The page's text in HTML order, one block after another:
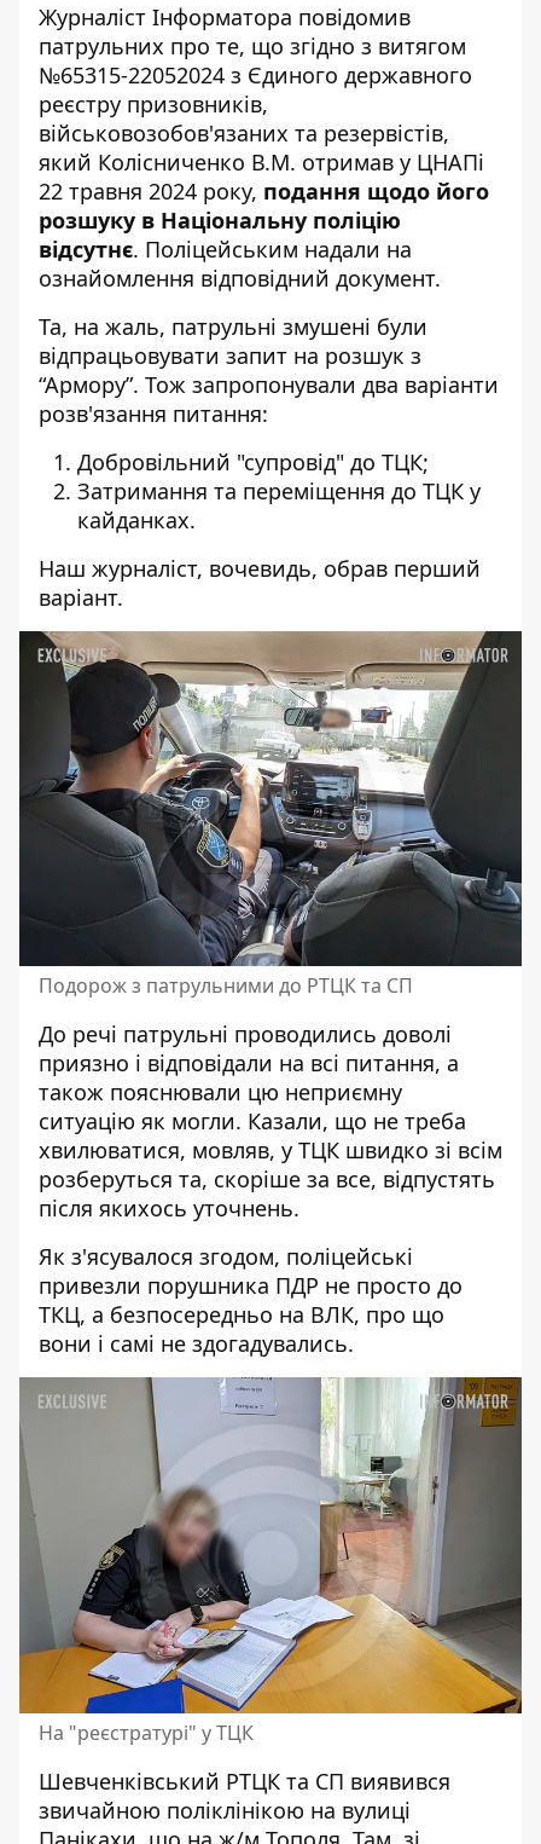
Журналіст Інформатора повідомив
патрульних про те, що згідно з витягом
№65315-22052024 з Єдиного державного
реєстру призовників,
військовозобов'язаних та резервістів,
який Колісниченко В.М. отримав у ЦНАПі
22 травня 2024 року, подання щодо його
розшуку в Національну поліцію
відсутнє. Поліцейським надали на
ознайомлення відповідний документ.
Та, на жаль, патрульні змушені були
відпрацьовувати запит на розшук з
“Армору”. Тож запропонували два варіанти
розв'язання питання:
Добровільний "супровід" до ТЦК;
Затримання та переміщення до ТЦК у
кайданках.
Наш журналіст, вочевидь, обрав перший
варіант.
Подорож з патрульними до РТЦК та СП
До речі патрульні проводились доволі
приязно і відповідали на всі питання, а
також пояснювали цю неприємну
ситуацію як могли. Казали, що не треба
хвилюватися, мовляв, у ТЦК швидко зі всім
розберуться та, скоріше за все, відпустять
після якихось уточнень.
Як з'ясувалося згодом, поліцейські
привезли порушника ПДР не просто до
ТКЦ, а безпосередньо на ВЛК, про що
вони і самі не здогадувались.
На "реєстратурі" у ТЦК
Шевченківський РТЦК та СП виявився
звичайною поліклінікою на вулиці